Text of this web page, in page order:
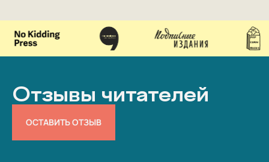
Отзывы читателей
ОСТАВИТЬ ОТЗЫВ